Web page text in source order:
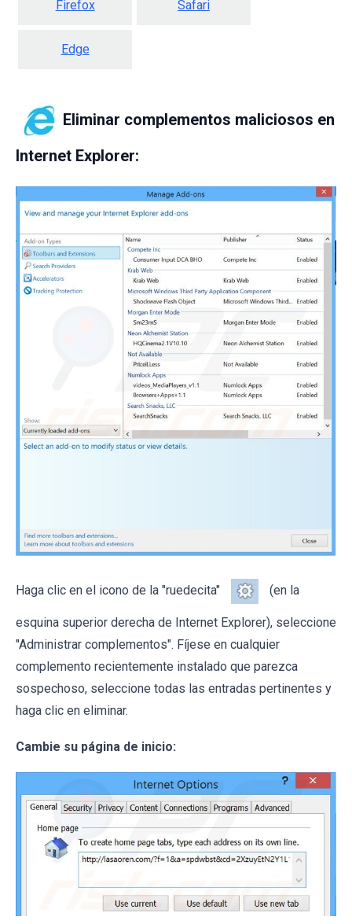
Firefox Safari
Edge
Eliminar complementos maliciosos en
Internet Explorer:
Haga clic en el icono de la "ruedecita" (en la
esquina superior derecha de Internet Explorer), seleccione
"Administrar complementos". Fíjese en cualquier
complemento recientemente instalado que parezca
sospechoso, seleccione todas las entradas pertinentes y
haga clic en eliminar.
Cambie su página de inicio: